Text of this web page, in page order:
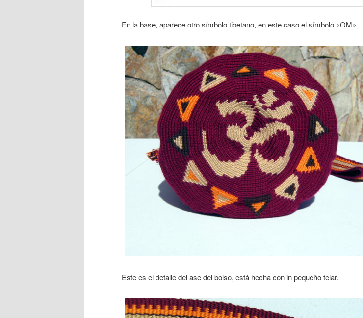
En la base, aparece otro símbolo tibetano, en este caso el símbolo «OM».
Este es el detalle del ase del bolso, está hecha con in pequeño telar.